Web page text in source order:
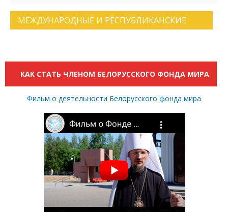
МЕЖДУНАРОДНЫЕ И РЕСПУБЛИКАНСКИЕ
КАК СТАТЬ ЧЛЕНОМ БЕЛОРУССКОГО ФОНДА МИРА
Фильм о деятельности Белорусского фонда мира